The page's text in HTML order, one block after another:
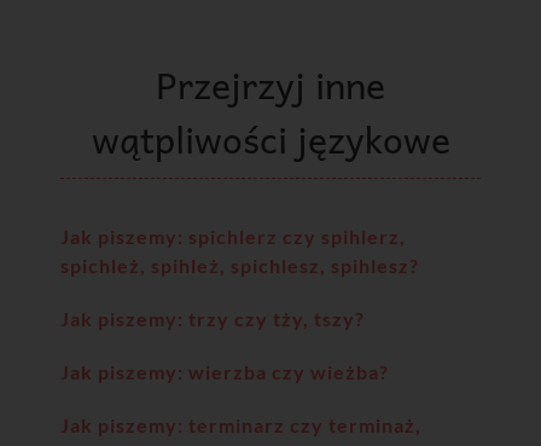
Przejrzyj inne
wątpliwości językowe
Jak piszemy: spichlerz czy spihlerz,
spichleż, spihleż, spichlesz, spihlesz?
Jak piszemy: trzy czy tży, tszy?
Jak piszemy: wierzba czy wieżba?
Jak piszemy: terminarz czy terminaż,